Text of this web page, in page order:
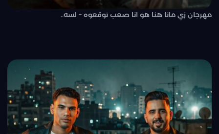
مهرجان زي مانا هنا هو انا صعب توقعوه – لسه..